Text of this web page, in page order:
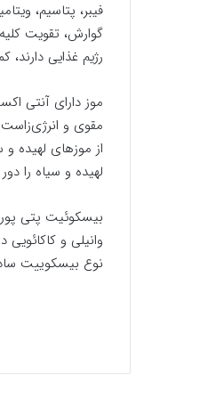
گوارش، تقویت
رژیم غذایی
موز دارای آنتی
مقوی و انرژی‌زاست
از موزهای لهیده
لهیده و سیاه را
بیسکوئیت پتی
وانیلی و
نوع بیسکوییت